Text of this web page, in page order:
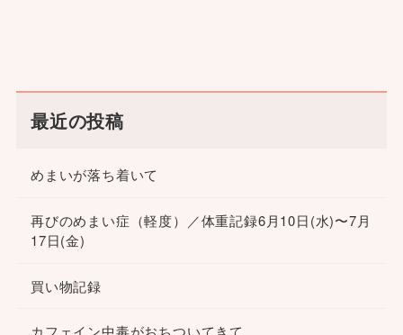
最近の投稿
めまいが落ち着いて
再びのめまい症（軽度）／体重記録6月10日(水)〜7月
17日(金)
買い物記録
カフェイン中毒がおちついてきて